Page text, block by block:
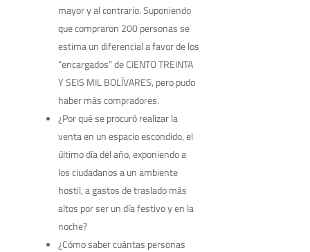
mayor y al contrario. Suponiendo
que compraron 200 personas se
estima un diferencial a favor de los
“encargados” de CIENTO TREINTA
Y SEIS MIL BOLÍVARES, pero pudo
haber más compradores.
¿Por qué se procuró realizar la
venta en un espacio escondido, el
último día del año, exponiendo a
los ciudadanos a un ambiente
hostil, a gastos de traslado más
altos por ser un día festivo y en la
noche?
¿Cómo saber cuántas personas